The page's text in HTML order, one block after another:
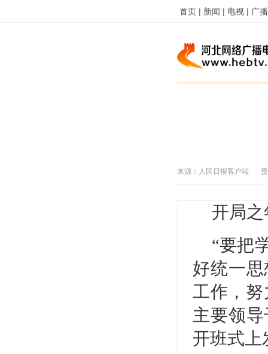
首页 | 新闻 | 电视 | 广
来源： 人民日报客户端
开局
“要把
好统一
工作，努
主要领
开班式上